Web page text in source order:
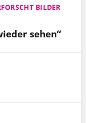
BILDER
sehen“